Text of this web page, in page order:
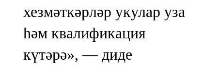
хезмәткәрләр укулар уза
һәм квалификация
күтәрә», — диде